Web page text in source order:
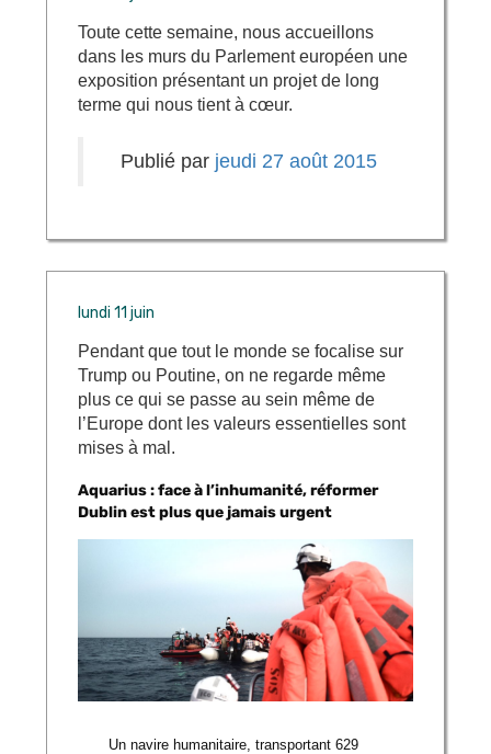
Toute cette semaine, nous accueillons
dans les murs du Parlement européen une
exposition présentant un projet de long
terme qui nous tient à cœur.
Publié par jeudi 27 août 2015
lundi 11 juin
Pendant que tout le monde se focalise sur
Trump ou Poutine, on ne regarde même
plus ce qui se passe au sein même de
l’Europe dont les valeurs essentielles sont
mises à mal.
Aquarius : face à l’inhumanité, réformer
Dublin est plus que jamais urgent
Un navire humanitaire, transportant 629